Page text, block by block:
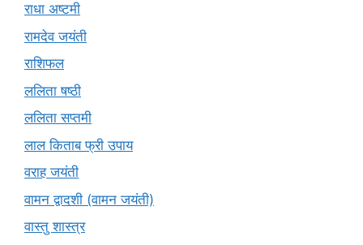
राधा अष्टमी
रामदेव जयंती
राशिफल
ललिता षष्ठी
ललिता सप्तमी
लाल किताब फ्री उपाय
वराह जयंती
वामन द्वादशी (वामन जयंती)
वास्तु शास्त्र